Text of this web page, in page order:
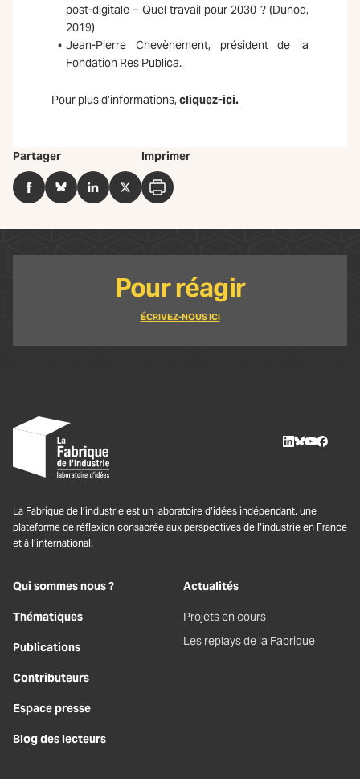
post-digitale – Quel travail pour 2030 ? (Dunod,
2019)
Jean-Pierre Chevènement, président de la
Fondation Res Publica.
Pour plus d’informations,cliquez-ici.
Partager
FacebookBlueSkyLinkedInTwitter
Imprimer
Imprimer
Pour réagir
ÉCRIVEZ-NOUS ICI
La Fabrique de l’industrie est un laboratoire d’idées indépendant, une
plateforme de réflexion consacrée aux perspectives de l’industrie en France
et à l’international.
Qui sommes nous ?
Thématiques
Publications
Contributeurs
Espace presse
Blog des lecteurs
Actualités
Projets en cours
Les replays de la Fabrique